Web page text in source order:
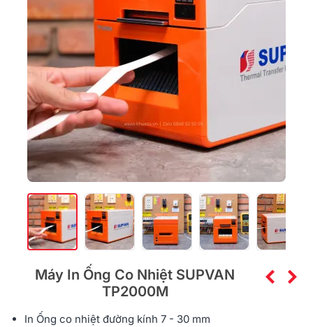
Máy In Ống Co Nhiệt SUPVAN
TP2000M
In Ống co nhiệt đường kính 7 - 30 mm